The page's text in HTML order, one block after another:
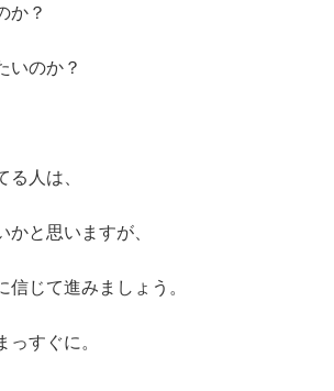
か？
いのか？
人は、
と思いますが、
じて進みましょう。
すぐに。